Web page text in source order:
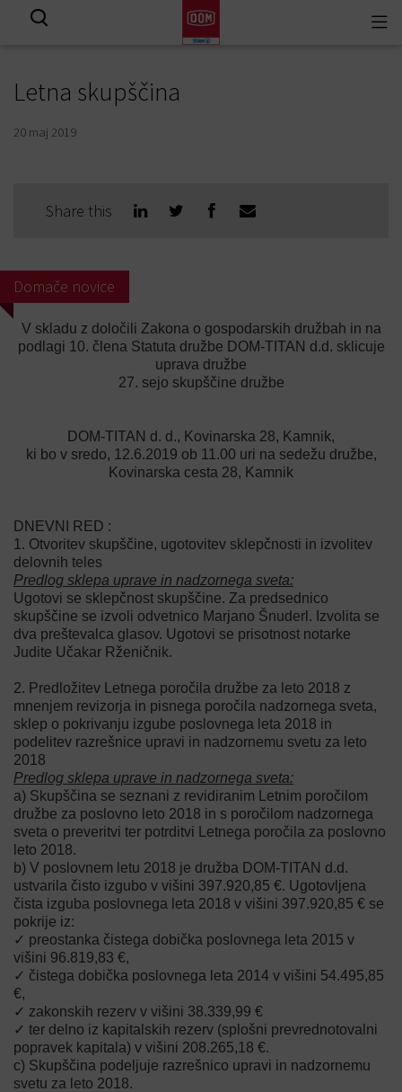
Letna skupščina
20 maj 2019
Share this
Domače novice
V skladu z določili Zakona o gospodarskih družbah in na
podlagi 10. člena Statuta družbe DOM-TITAN d.d. sklicuje
uprava družbe
27. sejo skupščine družbe
DOM-TITAN d. d., Kovinarska 28, Kamnik,
ki bo v sredo, 12.6.2019 ob 11.00 uri na sedežu družbe,
Kovinarska cesta 28, Kamnik
DNEVNI RED :
1. Otvoritev skupščine, ugotovitev sklepčnosti in izvolitev
delovnih teles
Predlog sklepa uprave in nadzornega sveta:
Ugotovi se sklepčnost skupščine. Za predsednico
skupščine se izvoli odvetnico Marjano Šnuderl. Izvolita se
dva preštevalca glasov. Ugotovi se prisotnost notarke
Judite Učakar Rženičnik.
2. Predložitev Letnega poročila družbe za leto 2018 z
mnenjem revizorja in pisnega poročila nadzornega sveta,
sklep o pokrivanju izgube poslovnega leta 2018 in
podelitev razrešnice upravi in nadzornemu svetu za leto
2018
Predlog sklepa uprave in nadzornega sveta:
a) Skupščina se seznani z revidiranim Letnim poročilom
družbe za poslovno leto 2018 in s poročilom nadzornega
sveta o preveritvi ter potrditvi Letnega poročila za poslovno
leto 2018.
b) V poslovnem letu 2018 je družba DOM-TITAN d.d.
ustvarila čisto izgubo v višini 397.920,85 €. Ugotovljena
čista izguba poslovnega leta 2018 v višini 397.920,85 € se
pokrije iz:
✓ preostanka čistega dobička poslovnega leta 2015 v
višini 96.819,83 €,
✓ čistega dobička poslovnega leta 2014 v višini 54.495,85
€,
✓ zakonskih rezerv v višini 38.339,99 €
✓ ter delno iz kapitalskih rezerv (splošni prevrednotovalni
popravek kapitala) v višini 208.265,18 €.
c) Skupščina podeljuje razrešnico upravi in nadzornemu
svetu za leto 2018.